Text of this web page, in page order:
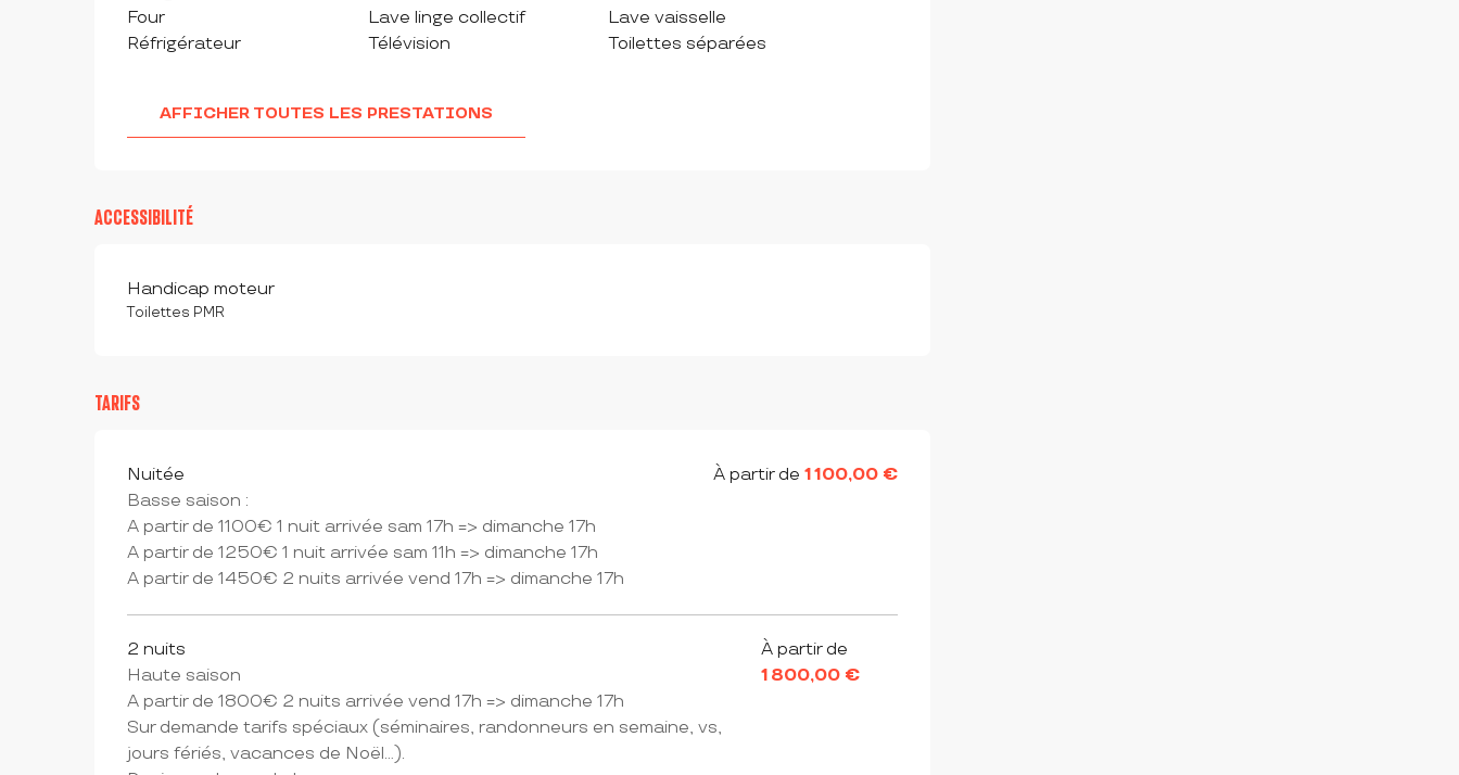
Four
Lave linge collectif
Lave vaisselle
Réfrigérateur
Télévision Toilettes séparées
AFFICHER TOUTES LES PRESTATIONS
ACCESSIBILITÉ
Handicap moteur
Toilettes PMR
TARIFS
Tarifs 2026
Nuitée
Basse saison :
A partir de 1100€ 1 nuit arrivée sam 17h => dimanche 17h
A partir de 1250€ 1 nuit arrivée sam 11h => dimanche 17h
A partir de 1450€ 2 nuits arrivée vend 17h => dimanche 17h
À partir de1 100,00 €
2 nuits
Haute saison
A partir de 1800€ 2 nuits arrivée vend 17h => dimanche 17h
Sur demande tarifs spéciaux (séminaires, randonneurs en semaine, vs,
jours fériés, vacances de Noël...).
À partir de
1 800,00 €